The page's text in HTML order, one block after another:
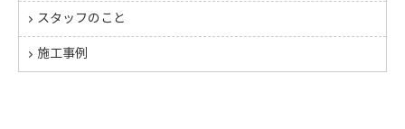
スタッフのこと
施工事例